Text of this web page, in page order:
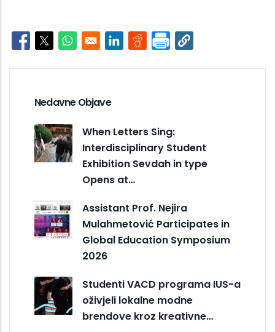
Opens in a new window
Opens in a new window
Opens in a new window
Opens in a new window
Opens in a new window
Nedavne Objave
When Letters Sing:
Interdisciplinary Student
Exhibition Sevdah in type
Opens at…
Assistant Prof. Nejira
Mulahmetović Participates in
Global Education Symposium
2026
Studenti VACD programa IUS-a
oživjeli lokalne modne
brendove kroz kreativne…